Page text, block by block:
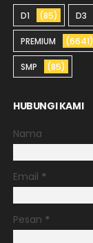
D1 (85) D3
PREMIUM (6641)
SMP (85)
HUBUNGI KAMI
Nama
Email *
Pesan *